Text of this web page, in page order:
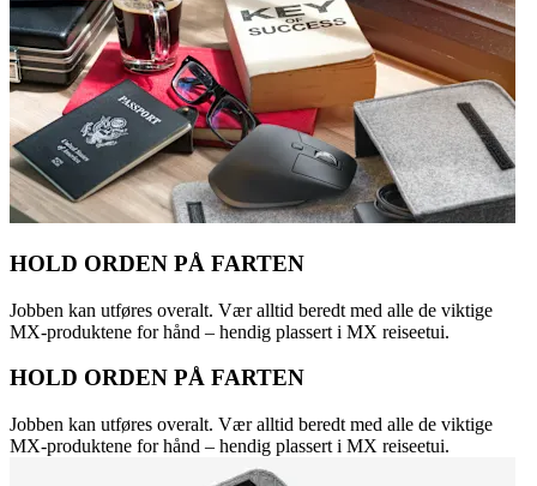
HOLD ORDEN PÅ FARTEN
Jobben kan utføres overalt. Vær alltid beredt med alle de viktige
MX-produktene for hånd – hendig plassert i MX reiseetui.
HOLD ORDEN PÅ FARTEN
Jobben kan utføres overalt. Vær alltid beredt med alle de viktige
MX-produktene for hånd – hendig plassert i MX reiseetui.